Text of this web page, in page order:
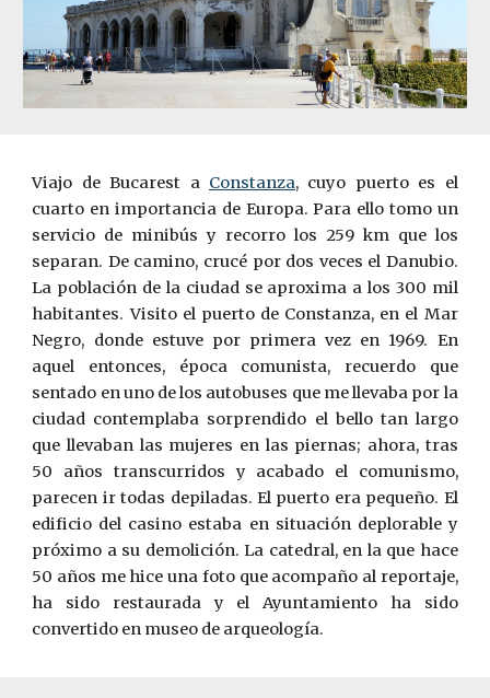
Viajo de Bucarest a Constanza, cuyo puerto es el
cuarto en importancia de Europa. Para ello tomo un
servicio de minibús y recorro los 259 km que los
separan. De camino, crucé por dos veces el Danubio.
La población de la ciudad se aproxima a los 300 mil
habitantes. Visito el puerto de Constanza, en el Mar
Negro, donde estuve por primera vez en 1969. En
aquel entonces, época comunista, recuerdo que
sentado en uno de los autobuses que me llevaba por la
ciudad contemplaba sorprendido el bello tan largo
que llevaban las mujeres en las piernas; ahora, tras
50 años transcurridos y acabado el comunismo,
parecen ir todas depiladas. El puerto era pequeño. El
edificio del casino estaba en situación deplorable y
próximo a su demolición. La catedral, en la que hace
50 años me hice una foto que acompaño al reportaje,
ha sido restaurada y el Ayuntamiento ha sido
convertido en museo de arqueología.